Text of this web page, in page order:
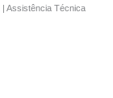
Assistência Técnica